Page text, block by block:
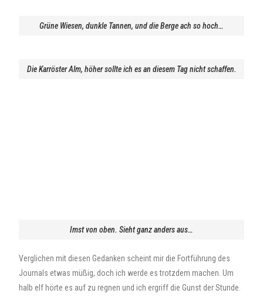
Grüne Wiesen, dunkle Tannen, und die Berge ach so hoch…
Die Karröster Alm, höher sollte ich es an diesem Tag nicht schaffen.
Imst von oben. Sieht ganz anders aus…
Verglichen mit diesen Gedanken scheint mir die Fortführung des
Journals etwas müßig, doch ich werde es trotzdem machen. Um
halb elf hörte es auf zu regnen und ich ergriff die Gunst der Stunde.